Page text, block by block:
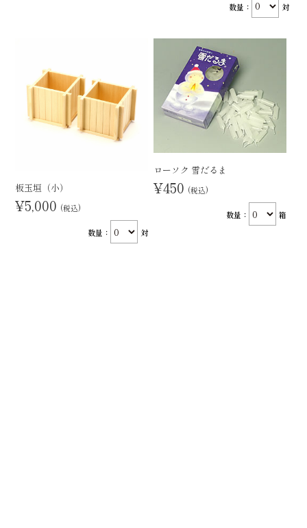
数量： 対
板玉垣（小）
¥5,000 (税込)
数量： 対
ローソク 雪だるま
¥450 (税込)
数量： 箱